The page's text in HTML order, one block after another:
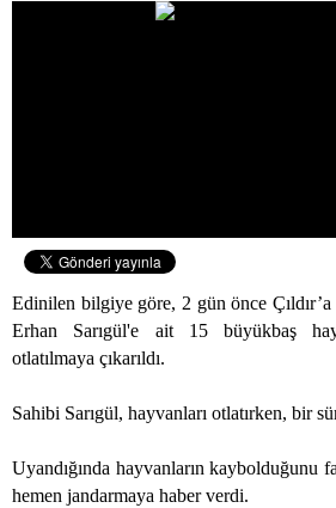
Edinilen bilgiye göre, 2 gün önce
Erhan Sarıgül'e ait 15 büyükbaş
otlatılmaya çıkarıldı.
Sahibi Sarıgül, hayvanları otlatırken, bir
Uyandığında hayvanların kaybolduğunu
hemen jandarmaya haber verdi.